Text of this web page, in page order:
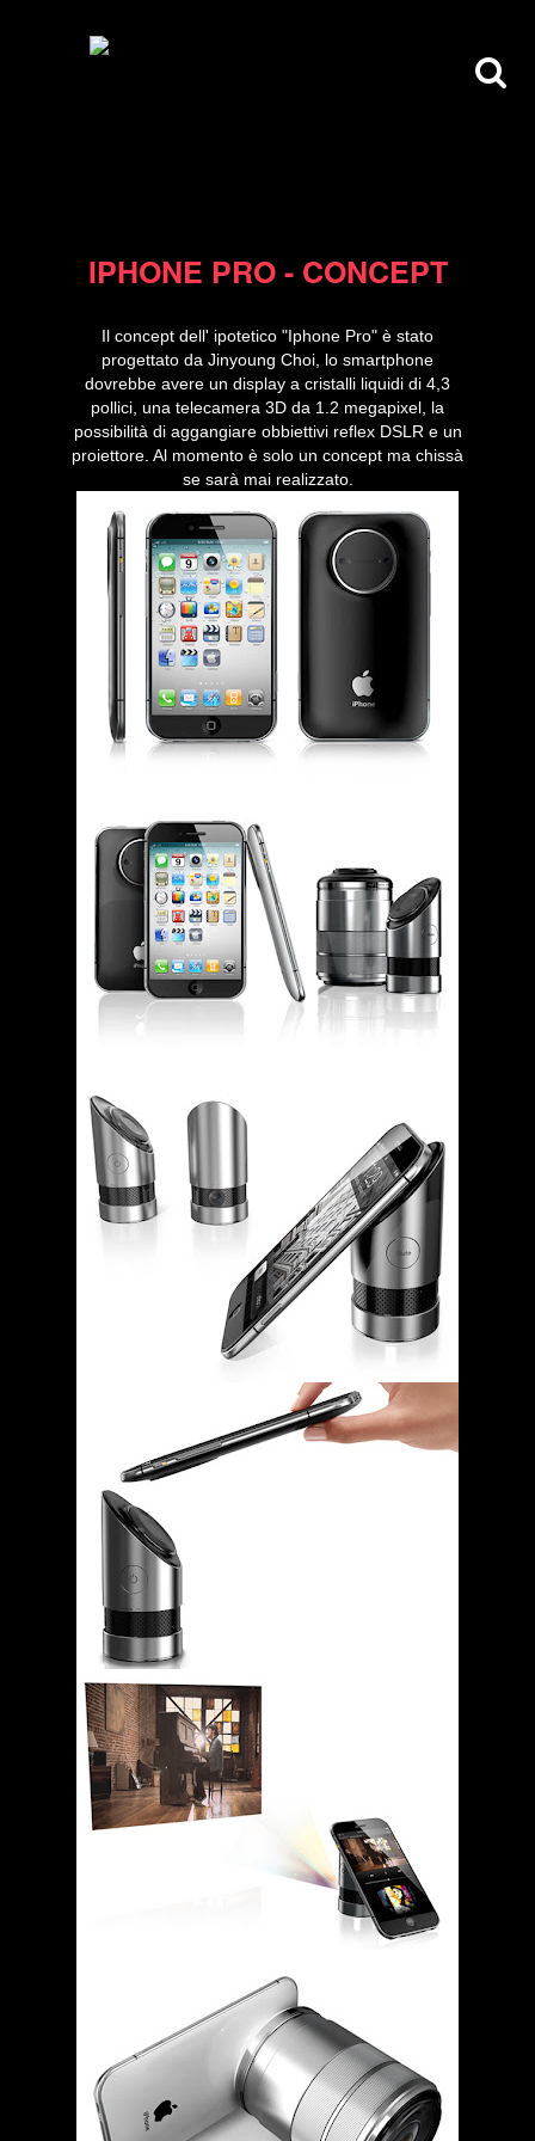
IPHONE PRO - CONCEPT
Il concept dell' ipotetico "Iphone Pro" è stato
progettato da Jinyoung Choi, lo smartphone
dovrebbe avere un display a cristalli liquidi di 4,3
pollici, una telecamera 3D da 1.2 megapixel, la
possibilità di aggangiare obbiettivi reflex DSLR e un
proiettore. Al momento è solo un concept ma chissà
se sarà mai realizzato.